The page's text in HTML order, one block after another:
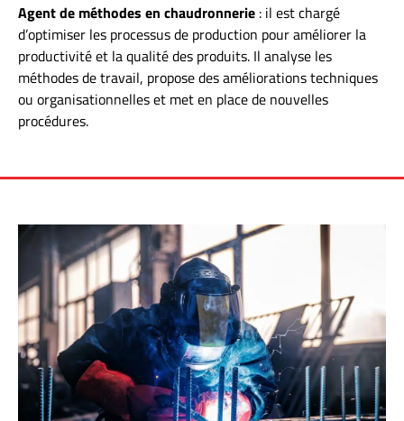
Agent de méthodes en chaudronnerie : il est chargé
d’optimiser les processus de production pour améliorer la
productivité et la qualité des produits. Il analyse les
méthodes de travail, propose des améliorations techniques
ou organisationnelles et met en place de nouvelles
procédures.